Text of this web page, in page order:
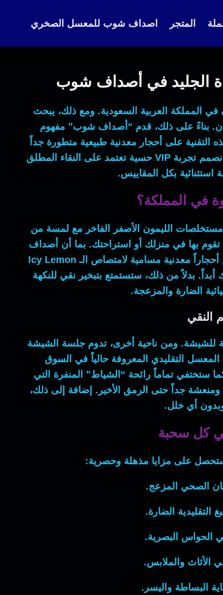
المتجر اصداف شوب للمعسل الصخري
في المملكة العربية السعودية. ومع ذلك، يبحث
بناءً على ذلك، قدم “أصداف شوب” مفهوم
التقنية على أحجار معدنية طبيعية متطورة جداً
نحن نصمم تجربة VIP حسية تعتمد على النقاء المطلق
بكل المقاييس.
الليمون الأصفر الفاخر مع لمسة من
بها في منزلك أو استراحتك. بما أن أصداف
معدنية مسامية لامتصاص الـ Icy Lemon
بدلاً من ذلك، ستستمتع بتبخير نقي للنكهة
الضارة والمزعجة.
النقي
للشيشة. ومن ناحية أخرى، تدوم جلسة الشيشة
التقليدي المعروفة حالياً في السوق
ستختفي تماماً رائحة “الشياط” المنفرة التي
ومنعشة جداً حتى الرمق الأخير. إضافة إلى ذلك،
وبدون أي خلل.
على مزايا مذهلة وحصرية:
الصحي المزعج.
التقليدية الضارة.
الحواس البصرية.
الأثاث والملابس.
البساطة واليسر.